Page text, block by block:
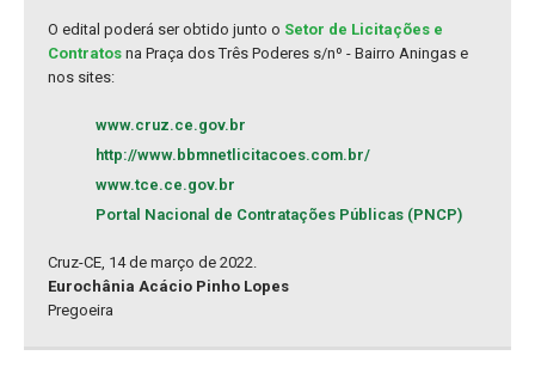
O edital poderá ser obtido junto o Setor de Licitações e
Contratos na Praça dos Três Poderes s/nº - Bairro Aningas e
nos sites:
www.cruz.ce.gov.br
http://www.bbmnetlicitacoes.com.br/
www.tce.ce.gov.br
Portal Nacional de Contratações Públicas (PNCP)
Cruz-CE, 14 de março de 2022.
Eurochânia Acácio Pinho Lopes
Pregoeira